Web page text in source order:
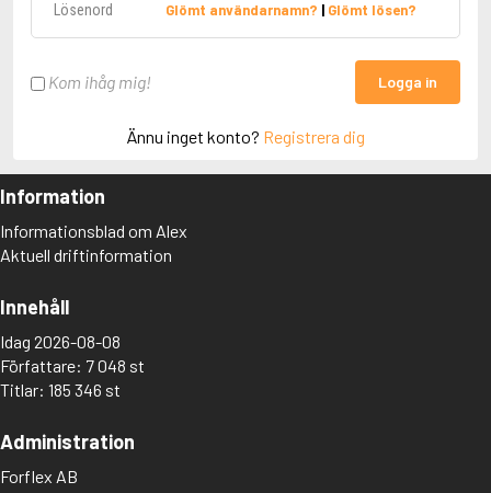
Glömt användarnamn? | Glömt lösen?
Kom ihåg mig! Logga in
Ännu inget konto? Registrera dig
Information
Informationsblad om Alex
Aktuell driftinformation
Innehåll
Idag 2026-08-08
Författare: 7 048 st
Titlar: 185 346 st
Administration
Forflex AB